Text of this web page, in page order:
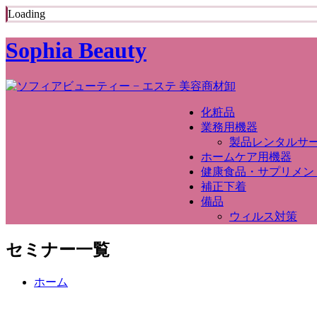
Loading
Sophia Beauty
化粧品
業務用機器
製品レンタルサ
ホームケア用機器
健康食品・サプリメン
補正下着
備品
ウィルス対策
セミナー一覧
ホーム